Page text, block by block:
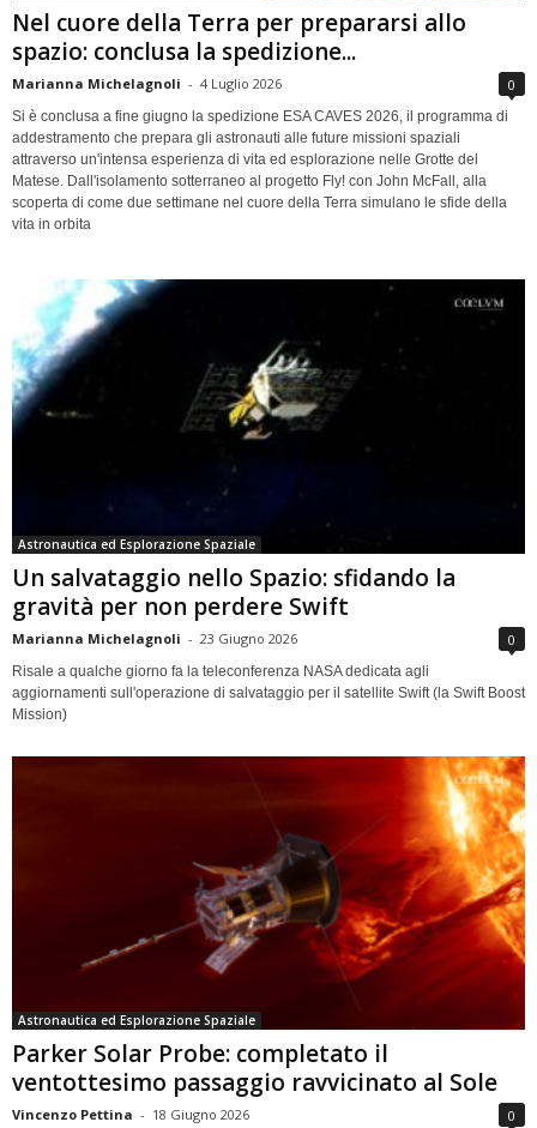
Nel cuore della Terra per prepararsi allo
spazio: conclusa la spedizione...
Marianna Michelagnoli - 4 Luglio 2026 0
Si è conclusa a fine giugno la spedizione ESA CAVES 2026, il programma di
addestramento che prepara gli astronauti alle future missioni spaziali
attraverso un'intensa esperienza di vita ed esplorazione nelle Grotte del
Matese. Dall'isolamento sotterraneo al progetto Fly! con John McFall, alla
scoperta di come due settimane nel cuore della Terra simulano le sfide della
vita in orbita
Astronautica ed Esplorazione Spaziale
Un salvataggio nello Spazio: sfidando la
gravità per non perdere Swift
Marianna Michelagnoli - 23 Giugno 2026 0
Risale a qualche giorno fa la teleconferenza NASA dedicata agli
aggiornamenti sull'operazione di salvataggio per il satellite Swift (la Swift Boost
Mission)
Astronautica ed Esplorazione Spaziale
Parker Solar Probe: completato il
ventottesimo passaggio ravvicinato al Sole
Vincenzo Pettina - 18 Giugno 2026 0